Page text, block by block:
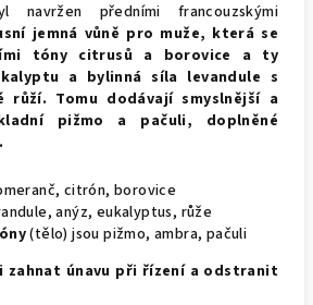
navržen předními francouzskými
jemná vůně pro muže, která se
tóny citrusů a borovice a ty
a bylinná síla levandule s
růží. Tomu dodávají smyslnější a
pižmo a pačuli, doplněné
citrón, borovice
anýz, eukalyptus, růže
(tělo) jsou pižmo, ambra, pačuli
zahnat únavu při řízení a odstranit